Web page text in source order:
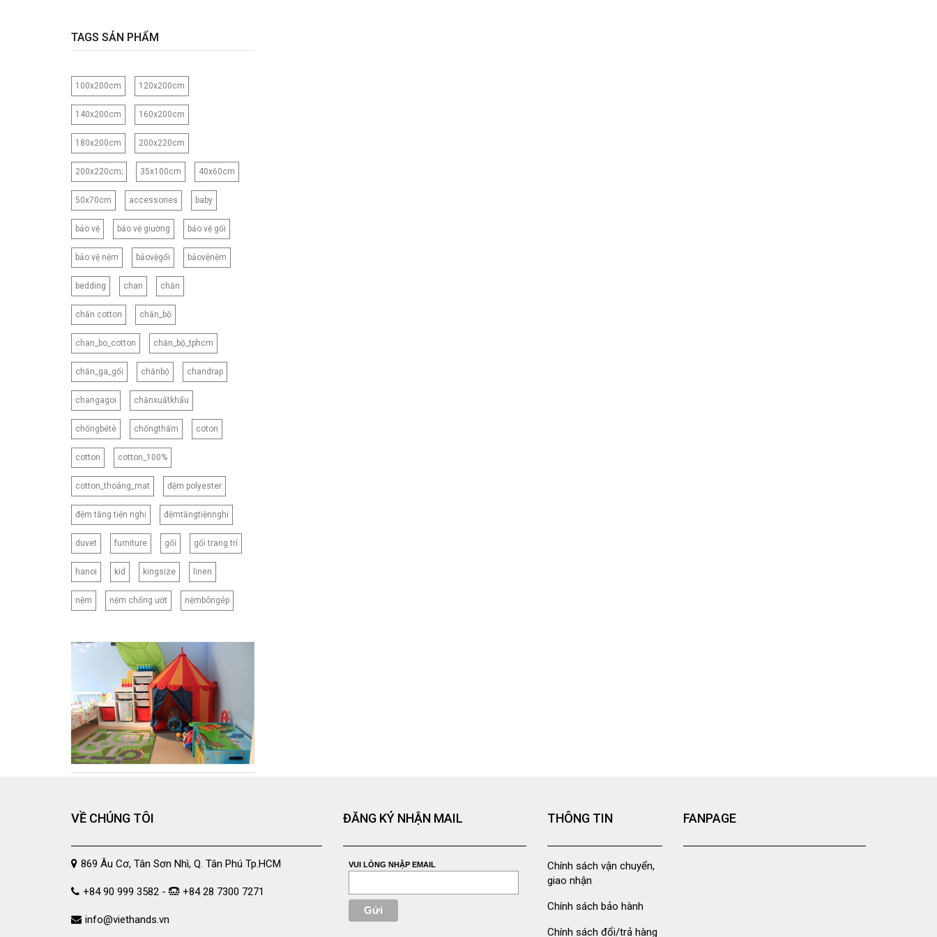
120X150CM
120X200CM
130X160CM
130X180CM
135X200CM
140X200CM
150X200CM
150X210CM
160X200CM
160X210CM
165CM
173X218CM
180X200CM
180X220CM
180X230CM
180X260CM
200X210CM
200X220CM
200X230CM
210X230CM
210X240CM
210X250CM
220X240CM
230X245CM
230X250CM
CNB2
CNB3
TAGS SẢN PHẨM
100x200cm 120x200cm
140x200cm 160x200cm
180x200cm 200x220cm
200x220cm; 35x100cm 40x60cm
50x70cm accessories baby
bảo vệ bảo vệ giường bảo vệ gối
bảo vệ nệm bảovệgối bảovệnệm
bedding chan chăn
chăn cotton chăn_bộ
chan_bo_cotton chăn_bộ_tphcm
chăn_ga_gối chănbộ chandrap
changagoi chănxuấtkhẩu
chốngbétè chốngthấm coton
cotton cotton_100%
cotton_thoáng_mat đệm polyester
đệm tăng tiện nghi đệmtăngtiệnnghi
duvet furniture gối gối trang trí
hanoi kid kingsize linen
nệm nệm chống ướt nệmbôngép
VỀ CHÚNG TÔI
869 Âu Cơ, Tân Sơn Nhì, Q. Tân Phú Tp.HCM
+84 90 999 3582 - +84 28 7300 7271
info@viethands.vn
ĐĂNG KÝ NHẬN MAIL
VUI LÒNG NHẬP EMAIL
THÔNG TIN
Chính sách vận chuyển,
giao nhận
Chính sách bảo hành
Chính sách đổi/trả hàng
FANPAGE